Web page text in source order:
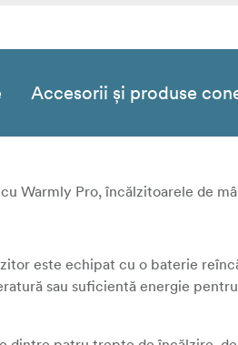
Accesorii și produse
Warmly Pro, încălzitoarele de
este echipat cu o baterie
sau suficientă energie